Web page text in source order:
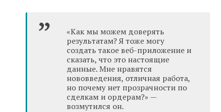
«Как мы можем доверять
результатам? Я тоже могу
создать такое веб-приложение и
сказать, что это настоящие
данные. Мне нравятся
нововведения, отличная работа,
но почему нет прозрачности по
сделкам и ордерам?» —
возмутился он.